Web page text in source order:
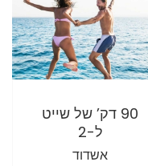
90 דק’ של שייט
ל-2
אשדוד